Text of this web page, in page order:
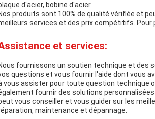
d'acier, bobine d'acier.
produits sont 100% de qualité vérifiée et
services et des prix compétitifs.
et services:
fournissons un soutien technique et des
questions et vous fournir l'aide dont vous
vous assister pour toute question technique
fournir des solutions
vous conseiller et vous guider sur les
maintenance et dépannage.